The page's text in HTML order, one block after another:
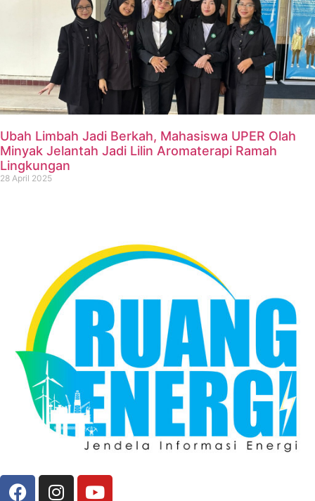
Ubah Limbah Jadi Berkah, Mahasiswa UPER Olah
Minyak Jelantah Jadi Lilin Aromaterapi Ramah
Lingkungan
28 April 2025